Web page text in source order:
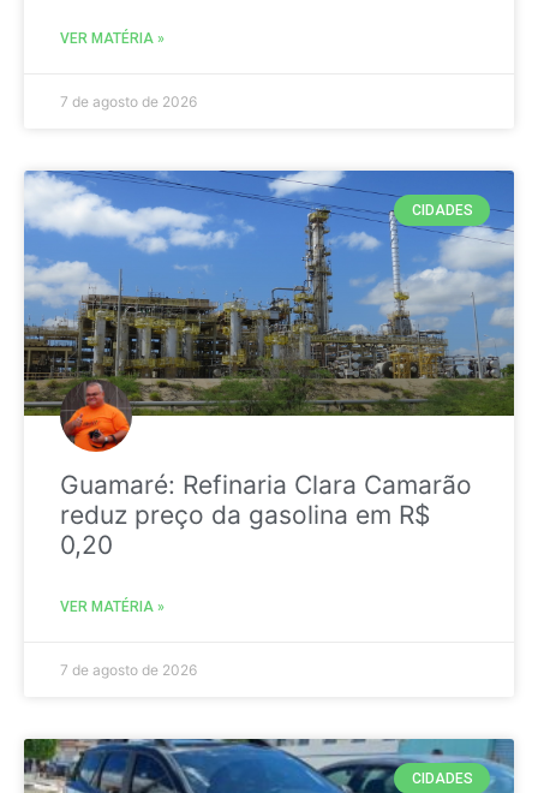
VER MATÉRIA »
7 de agosto de 2026
CIDADES
Guamaré: Refinaria Clara Camarão
reduz preço da gasolina em R$
0,20
VER MATÉRIA »
7 de agosto de 2026
CIDADES